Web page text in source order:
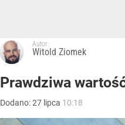
Autor:
Witold Ziomek
Prawdziwa
Dodano:27 lipca 10:18